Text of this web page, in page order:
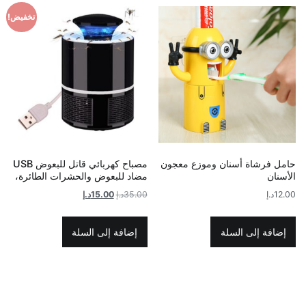
حامل فرشاة أسنان وموزع معجون
الأسنان
12.00د.إ
إضافة إلى السلة
تخفيض!
مصباح كهربائي قاتل للبعوض USB
مضاد للبعوض والحشرات الطائرة،
35.00د.إالسعر
35.00د.إ.
15.00د.إ
15.00د.إ.
إضافة إلى السلة